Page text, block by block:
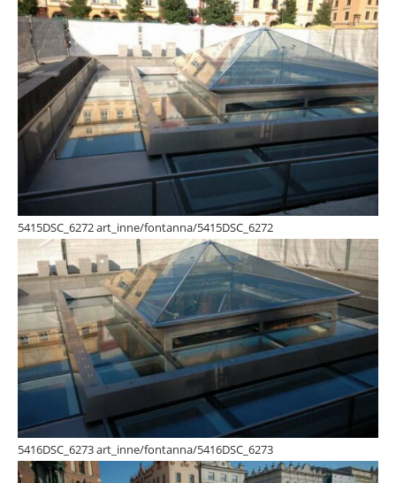
5415DSC_6272 art_inne/fontanna/5415DSC_6272
5416DSC_6273 art_inne/fontanna/5416DSC_6273